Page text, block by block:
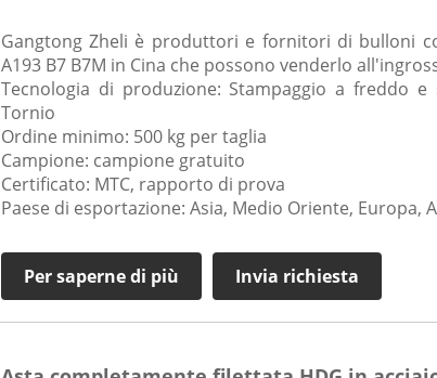
Gangtong Zheli è produttori e fornitori di bulloni
A193 B7 B7M in Cina che possono venderlo
Tecnologia di produzione: Stampaggio a freddo e
Tornio
Ordine minimo: 500 kg per taglia
Campione: campione gratuito
Certificato: MTC, rapporto di prova
Paese di esportazione: Asia, Medio Oriente, Europa,
Per saperne di più Invia richiesta